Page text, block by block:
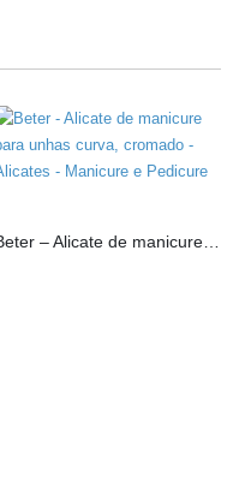
Beter – Alicate de manicure para unhas curva, cromado